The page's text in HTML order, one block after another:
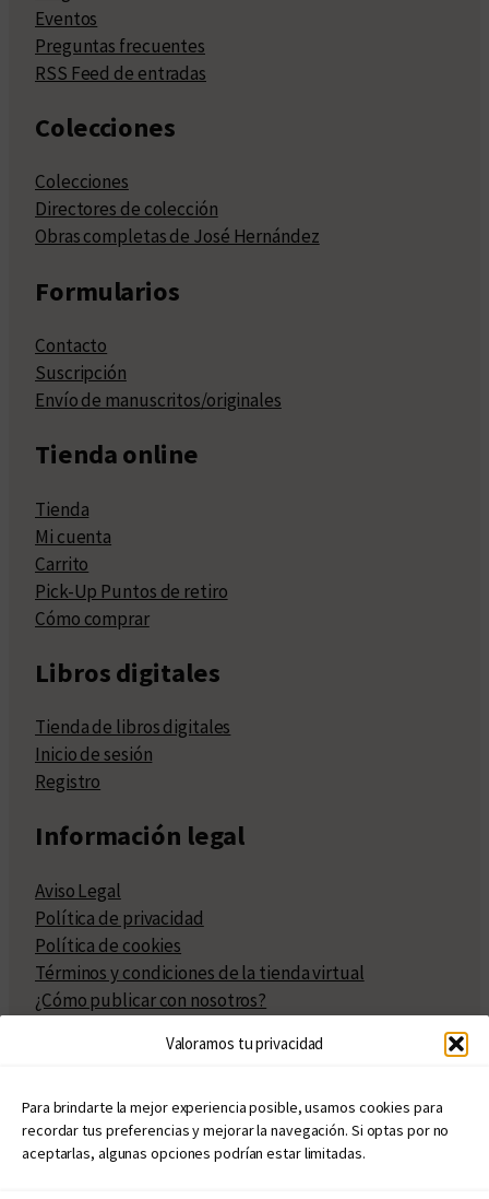
Valoramos tu privacidad
Para brindarte la mejor experiencia posible, usamos cookies para
recordar tus preferencias y mejorar la navegación. Si optas por no
aceptarlas, algunas opciones podrían estar limitadas.
Eventos
Preguntas frecuentes
RSS Feed de entradas
Colecciones
Colecciones
Directores de colección
Obras completas de José Hernández
Formularios
Contacto
Suscripción
Envío de manuscritos/originales
Tienda online
Tienda
Mi cuenta
Carrito
Pick-Up Puntos de retiro
Cómo comprar
Libros digitales
Tienda de libros digitales
Inicio de sesión
Registro
Información legal
Aviso Legal
Política de privacidad
Política de cookies
Términos y condiciones de la tienda virtual
¿Cómo publicar con nosotros?
Políticas de publicación
Políticas de coedición
Atribuciones